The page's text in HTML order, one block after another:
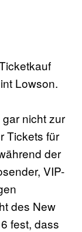
Lowson.
nicht zur
Tickets für
der
VIP-
des New
fest, dass